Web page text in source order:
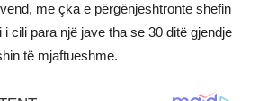
me çka e përgënjeshtronte shefin
cili para një jave tha se 30 ditë gjendje
të mjaftueshme.